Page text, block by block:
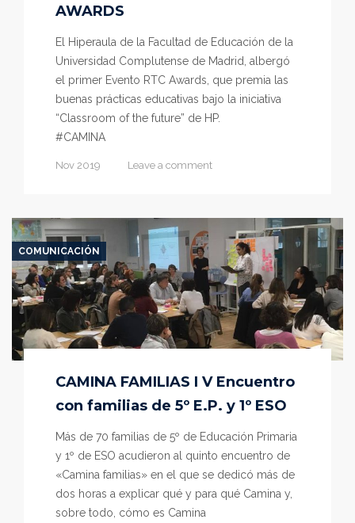
AWARDS
El Hiperaula de la Facultad de Educación de la
Universidad Complutense de Madrid, albergó
el primer Evento RTC Awards, que premia las
buenas prácticas educativas bajo la iniciativa
“Classroom of the future” de HP.
#CAMINA
Nov 2019 Leave a comment
COMUNICACIÓN
CAMINA FAMILIAS I V Encuentro
con familias de 5º E.P. y 1º ESO
Más de 70 familias de 5º de Educación Primaria
y 1º de ESO acudieron al quinto encuentro de
«Camina familias» en el que se dedicó más de
dos horas a explicar qué y para qué Camina y,
sobre todo, cómo es Camina